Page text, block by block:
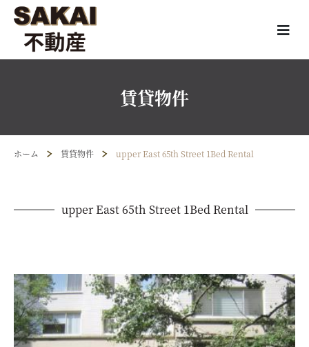
賃貸物件
ホーム 賃貸物件 upper East 65th Street 1Bed Rental
upper East 65th Street 1Bed Rental